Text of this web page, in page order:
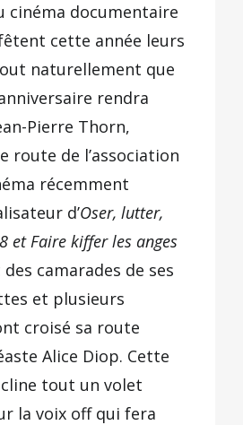
cinéma documentaire
cette année leurs
naturellement que
rendra
Pierre Thorn,
route de l’association
récemment
d’Oser, lutter,
et Faire kiffer les anges
camarades de ses
et plusieurs
croisé sa route
Alice Diop. Cette
tout un volet
la voix off qui fera